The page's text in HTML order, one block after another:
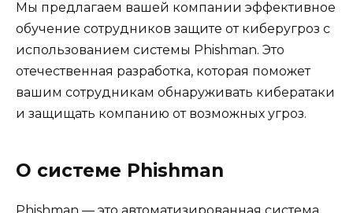
Мы предлагаем вашей компании эффективное
обучение сотрудников защите от киберугроз с
использованием системы Phishman. Это
отечественная разработка, которая поможет
вашим сотрудникам обнаруживать кибератаки
и защищать компанию от возможных угроз.
О системе Phishman